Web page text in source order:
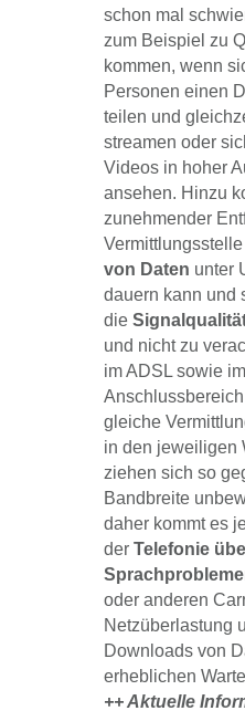
schon mal
zum Beispiel zu
kommen, wenn
Personen einen
teilen und
streamen oder
Videos in hoher
ansehen. Hinzu
zunehmender
von Daten unter
dauern kann und
die
und nicht zu
im ADSL sowie
gleiche
in den jeweiligen
ziehen sich so
Bandbreite
daher kommt es
der Telefonie
oder anderen
Netzüberlastung
Downloads von
erheblichen
++ Aktuelle